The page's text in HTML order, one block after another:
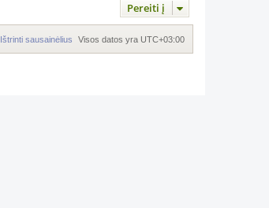
Pereiti į
Visos datos yra UTC+03:00
Ištrinti sausainėlius